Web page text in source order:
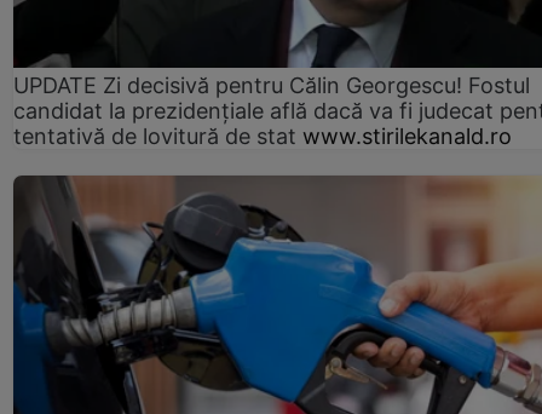
UPDATE Zi decisivă pentru Călin Georgescu! Fostul
candidat la prezidențiale află dacă va fi judecat
tentativă de lovitură de stat www.stirilekanald.ro